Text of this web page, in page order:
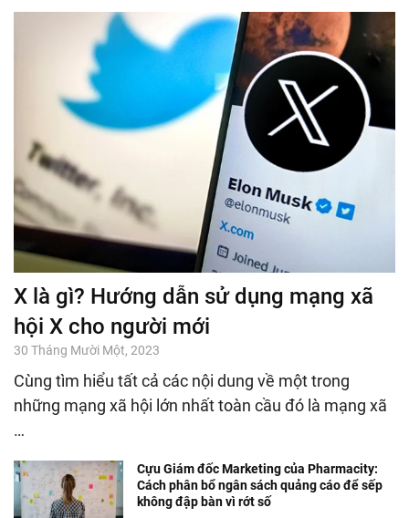
X là gì? Hướng dẫn sử dụng mạng xã
hội X cho người mới
30 Tháng Mười Một, 2023
Cùng tìm hiểu tất cả các nội dung về một trong
những mạng xã hội lớn nhất toàn cầu đó là mạng xã
…
Cựu Giám đốc Marketing của Pharmacity:
Cách phân bổ ngân sách quảng cáo để sếp
không đập bàn vì rớt số